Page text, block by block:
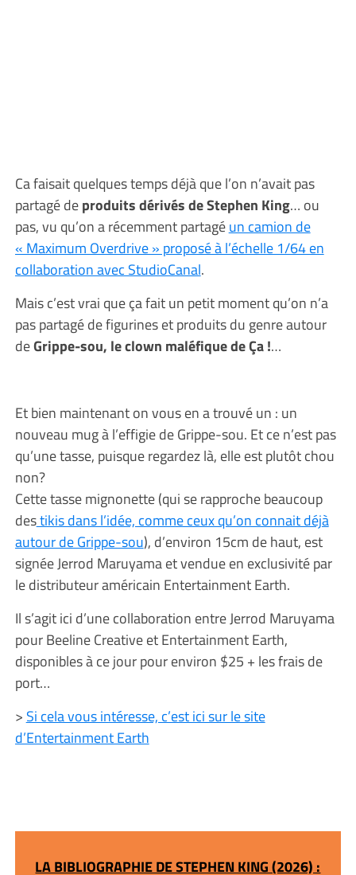
Ca faisait quelques temps déjà que l’on n’avait pas
partagé deproduits dérivés de Stephen King… ou
pas, vu qu’on a récemment partagéun camion de
« Maximum Overdrive » proposé à l’échelle 1/64 en
collaboration avec StudioCanal.
Mais c’est vrai que ça fait un petit moment qu’on n’a
pas partagé de figurines et produits du genre autour
deGrippe-sou, le clown maléfique de Ça !…
Et bien maintenant on vous en a trouvé un : un
nouveau mug à l’effigie de Grippe-sou. Et ce n’est pas
qu’une tasse, puisque regardez là, elle est plutôt chou
non?
Cette tasse mignonette (qui se rapproche beaucoup
destikis dans l’idée, comme ceux qu’on connait déjà
autour de Grippe-sou), d’environ 15cm de haut, est
signée Jerrod Maruyama et vendue en exclusivité par
le distributeur américain Entertainment Earth.
Il s’agit ici d’une collaboration entre Jerrod Maruyama
pour Beeline Creative et Entertainment Earth,
disponibles à ce jour pour environ $25 + les frais de
port…
> Si cela vous intéresse, c’est ici sur le site
d’Entertainment Earth
LA BIBLIOGRAPHIE DE STEPHEN KING (2026) :